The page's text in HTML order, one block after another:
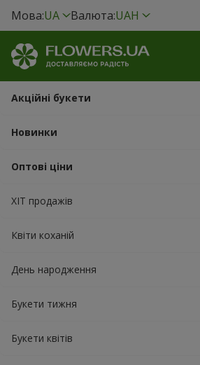
Мова:UA Валюта:UAH
Акційні букети
Новинки
Оптові ціни
ХІТ продажів
Квіти коханій
День народження
Букети тижня
Букети квітів